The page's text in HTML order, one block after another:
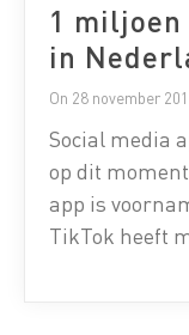
1 miljoen TikTok gebruikers
in
On 28 november
Social media
op dit
app is
TikTok heeft